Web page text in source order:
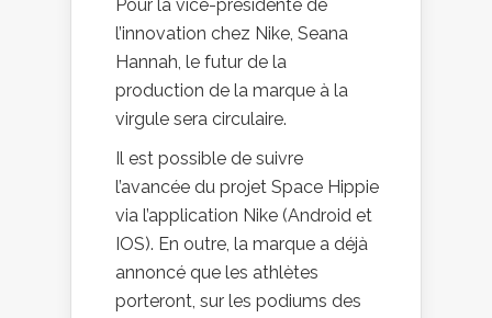
Pour la vice-présidente de
l’innovation chez Nike, Seana
Hannah, le futur de la
production de la marque à la
virgule sera circulaire.
Il est possible de suivre
l’avancée du projet Space Hippie
via l’application Nike (Android et
IOS). En outre, la marque a déjà
annoncé que les athlètes
porteront, sur les podiums des